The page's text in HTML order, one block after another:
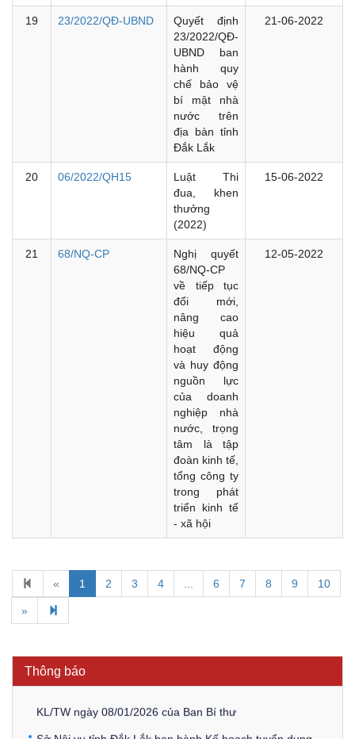
19 23/2022/QĐ-UBND
Quyết định
23/2022/QĐ-
UBND ban
hành quy
chế bảo vệ
bí mật nhà
nước trên
địa bàn tỉnh
Đắk Lắk
21-06-2022
20 06/2022/QH15
Luật Thi
đua, khen
thưởng
(2022)
15-06-2022
21 68/NQ-CP
Nghị quyết
68/NQ-CP
về tiếp tục
đổi mới,
nâng cao
hiệu quả
hoạt động
và huy động
nguồn lực
của doanh
nghiệp nhà
nước, trọng
tâm là tập
đoàn kinh tế,
tổng công ty
trong phát
triển kinh tế
- xã hội
12-05-2022
« 1 2 3 4 6 7 8 9 10
»
Thông báo
Kế hoạch Kiểm tra, sát hạch để tiếp nhận vào làm công
chức tỉnh Đắk Lắk năm 2026
Thông báo Về việc triệu tập thí sinh tham gia thi tuyển
Thông báo Về việc đăng tải các văn bản ôn tập kỳ tuyển
dụng công chức để xử lý, khắc phục theo Kết luận số 232-
KL/TW ngày 08/01/2026 của Ban Bí thư
Sở Nội vụ tỉnh Đắk Lắk ban hành Kế hoạch tuyển dụng